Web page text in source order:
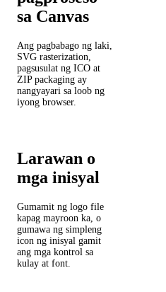
sa Canvas
Ang pagbabago ng laki,
SVG rasterization,
pagsusulat ng ICO at
ZIP packaging ay
nangyayari sa loob ng
iyong browser.
Larawan o
mga inisyal
Gumamit ng logo file
kapag mayroon ka, o
gumawa ng simpleng
icon ng inisyal gamit
ang mga kontrol sa
kulay at font.